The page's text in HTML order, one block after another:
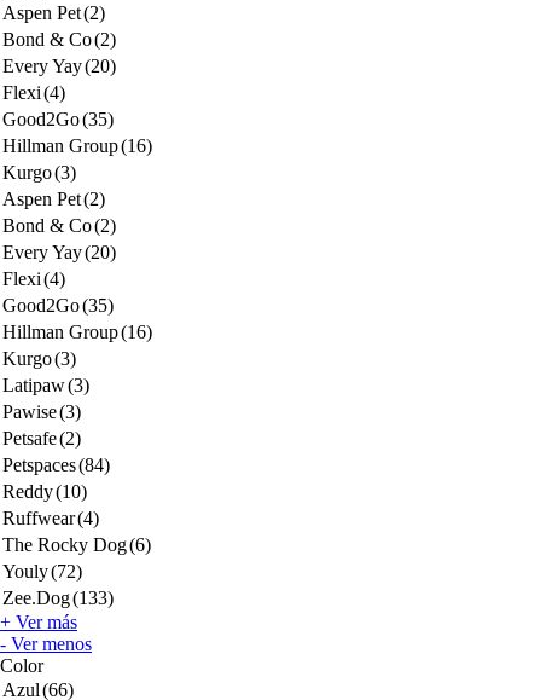
Aspen Pet(2)
Bond & Co(2)
Every Yay(20)
Flexi(4)
Good2Go(35)
Hillman Group(16)
Kurgo(3)
Aspen Pet(2)
Bond & Co(2)
Every Yay(20)
Flexi(4)
Good2Go(35)
Hillman Group(16)
Kurgo(3)
Latipaw(3)
Pawise(3)
Petsafe(2)
Petspaces(84)
Reddy(10)
Ruffwear(4)
The Rocky Dog(6)
Youly(72)
Zee.Dog(133)
+ Ver más
- Ver menos
Color
Azul(66)